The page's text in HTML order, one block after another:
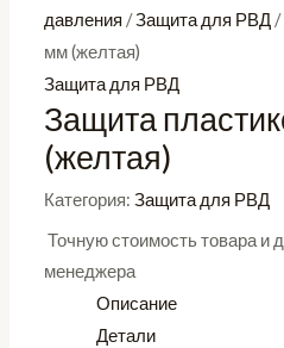
давления /Защита для РВД /
мм (желтая)
Защита для РВД
Защита
(желтая)
Категория:Защита для РВД
Точную стоимость товара и
менеджера
Описание
Детали